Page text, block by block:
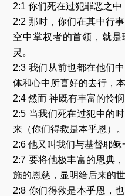
2:1 你们死在过犯罪恶之中
2:2 那时，你们在其中行
空中掌权者的首领，就
灵。
2:3 我们从前也都在他们
体和心中所喜好的去行，
2:4 然而 神既有丰富的怜
2:5 当我们死在过犯中的
来（你们得救是本乎恩）。
2:6 他又叫我们与基督耶稣
2:7 要将他极丰富的恩典
施的恩慈，显明给后来的世
2:8 你们得救是本乎恩，